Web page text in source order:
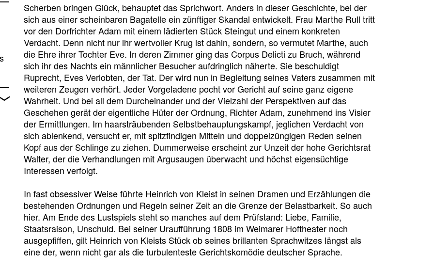
Scherben bringen Glück, behauptet das Sprichwort. Anders in dieser Geschichte, bei der
sich aus einer scheinbaren Bagatelle ein zünftiger Skandal entwickelt. Frau Marthe Rull tritt
vor den Dorfrichter Adam mit einem lädierten Stück Steingut und einem konkreten
Verdacht. Denn nicht nur ihr wertvoller Krug ist dahin, sondern, so vermutet Marthe, auch
die Ehre ihrer Tochter Eve. In deren Zimmer ging das Corpus Delicti zu Bruch, während
sich ihr des Nachts ein männlicher Besucher aufdringlich näherte. Sie beschuldigt
Ruprecht, Eves Verlobten, der Tat. Der wird nun in Begleitung seines Vaters zusammen mit
weiteren Zeugen verhört. Jeder Vorgeladene pocht vor Gericht auf seine ganz eigene
Wahrheit. Und bei all dem Durcheinander und der Vielzahl der Perspektiven auf das
Geschehen gerät der eigentliche Hüter der Ordnung, Richter Adam, zunehmend ins Visier
der Ermittlungen. Im haarsträubenden Selbstbehauptungskampf, jeglichen Verdacht von
sich ablenkend, versucht er, mit spitzfindigen Mitteln und doppelzüngigen Reden seinen
Kopf aus der Schlinge zu ziehen. Dummerweise erscheint zur Unzeit der hohe Gerichtsrat
Walter, der die Verhandlungen mit Argusaugen überwacht und höchst eigensüchtige
Interessen verfolgt.
In fast obsessiver Weise führte Heinrich von Kleist in seinen Dramen und Erzählungen die
bestehenden Ordnungen und Regeln seiner Zeit an die Grenze der Belastbarkeit. So auch
hier. Am Ende des Lustspiels steht so manches auf dem Prüfstand: Liebe, Familie,
Staatsraison, Unschuld. Bei seiner Uraufführung 1808 im Weimarer Hoftheater noch
ausgepfiffen, gilt Heinrich von Kleists Stück ob seines brillanten Sprachwitzes längst als
eine der, wenn nicht gar als die turbulenteste Gerichtskomödie deutscher Sprache.